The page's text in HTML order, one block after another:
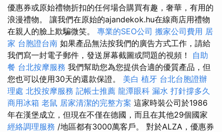
優惠券或原始禮物折扣的任何場合購買有趣，奢華，有用的
浪漫禮物。 讓我們在原始的ajandekok.hu在線商店用禮物
在親人的臉上欺騙微笑。 專業的SEO公司 搬家公司費用 居
家 台胞證台南 如果產品無法按我們的廣告方式工作，請給
我們寫一封電子郵件，發送屏幕截圖或問題的視頻！ 自助
餐 台北按摩服務 我們幫助您為您提供合適的優質產品，但
您也可以使用30天的還款保證。 美白 植牙 台北台胞證辦
理處 北投按摩服務 記帳士推薦 龍潭眼科 漏水 打針撐多久
商用冰箱 老鼠 居家清潔的完整方案 這家時裝公司於1986
年在漢堡成立，但現在不僅在德國，而且在其他29個國家
經絡調理服務 /地區都有3000萬客戶。 對於ALZA，優惠券